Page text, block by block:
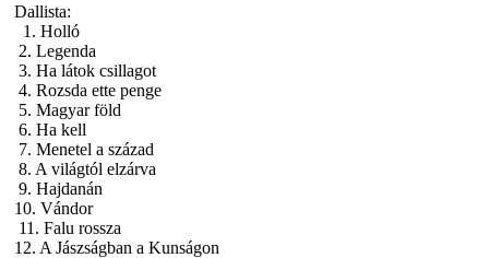
Dallista:
1. Holló
2. Legenda
3. Ha látok csillagot
4. Rozsda ette penge
5. Magyar föld
6. Ha kell
7. Menetel a század
8. A világtól elzárva
9. Hajdanán
10. Vándor
11. Falu rossza
12. A Jászságban a Kunságon